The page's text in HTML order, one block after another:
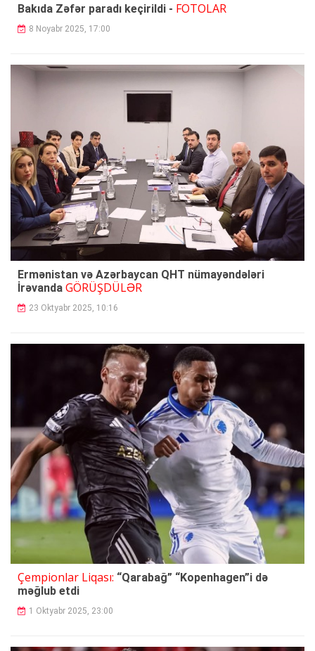
Bakıda Zəfər paradı keçirildi - FOTOLAR
8 Noyabr 2025, 17:00
Ermənistan və Azərbaycan QHT nümayəndələri
İrəvanda GÖRÜŞDÜLƏR
23 Oktyabr 2025, 10:16
Çempionlar Liqası: “Qarabağ” “Kopenhagen”i də
məğlub etdi
1 Oktyabr 2025, 23:00